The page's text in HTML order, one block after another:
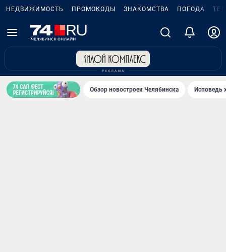
НЕДВИЖИМОСТЬ ПРОМОКОДЫ ЗНАКОМСТВА ПОГОДА
Обзор новостроек Челябинска Исповедь